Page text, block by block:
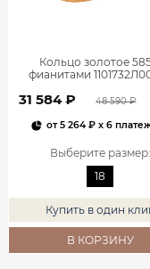
Кольцо золотое
фианитами
31 584 ₽ 48 590 ₽
от5 264 ₽ x 6
Выберите размер:
18
Купить в один
В КОРЗИНУ